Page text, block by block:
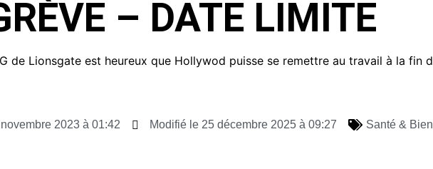
– DATE LIMITE
de Lionsgate est heureux que Hollywod puisse se remettre au travail à la fin
2023 à 01:42 Modifié le 25 décembre 2025 à 09:27 Santé &